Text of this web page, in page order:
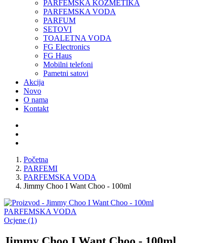
PARFEMSKA KOZMETIKA
PARFEMSKA VODA
PARFUM
SETOVI
TOALETNA VODA
FG Electronics
FG Haus
Mobilni telefoni
Pametni satovi
Akcija
Novo
O nama
Kontakt
Početna
PARFEMI
PARFEMSKA VODA
Jimmy Choo I Want Choo - 100ml
PARFEMSKA VODA
Ocjene (1)